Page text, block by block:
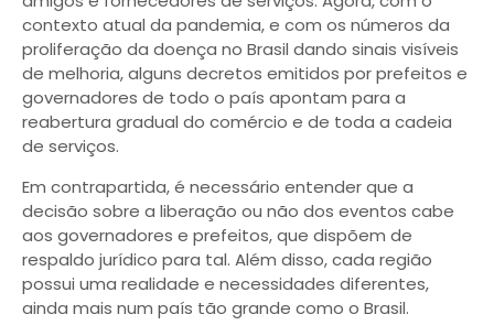
contexto atual da pandemia, e com os números da
proliferação da doença no Brasil dando sinais visíveis
de melhoria, alguns decretos emitidos por prefeitos e
governadores de todo o país apontam para a
reabertura gradual do comércio e de toda a cadeia
de serviços.
Em contrapartida, é necessário entender que a
decisão sobre a liberação ou não dos eventos cabe
aos governadores e prefeitos, que dispõem de
respaldo jurídico para tal. Além disso, cada região
possui uma realidade e necessidades diferentes,
ainda mais num país tão grande como o Brasil.